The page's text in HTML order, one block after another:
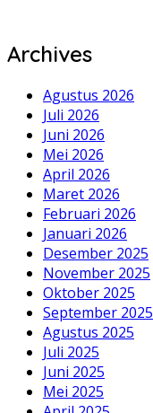
Archives
Agustus 2026
Juli 2026
Juni 2026
Mei 2026
April 2026
Maret 2026
Februari 2026
Januari 2026
Desember 2025
November 2025
Oktober 2025
September 2025
Agustus 2025
Juli 2025
Juni 2025
Mei 2025